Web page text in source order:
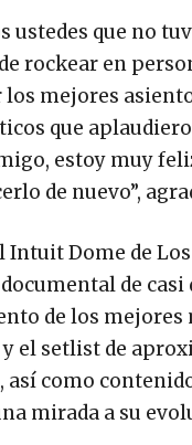
ustedes que no
rockear en
mejores
que
estoy muy
de nuevo”,
Intuit Dome de
de casi
de los
el setlist de
así como
mirada a su